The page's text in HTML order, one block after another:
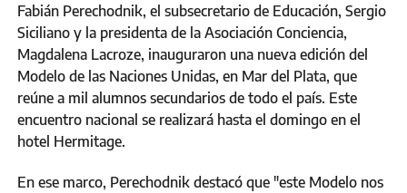
Fabián Perechodnik, el subsecretario de Educación, Sergio
Siciliano y la presidenta de la Asociación Conciencia,
Magdalena Lacroze, inauguraron una nueva edición del
Modelo de las Naciones Unidas, en Mar del Plata, que
reúne a mil alumnos secundarios de todo el país. Este
encuentro nacional se realizará hasta el domingo en el
hotel Hermitage.
En ese marco, Perechodnik destacó que "este Modelo nos